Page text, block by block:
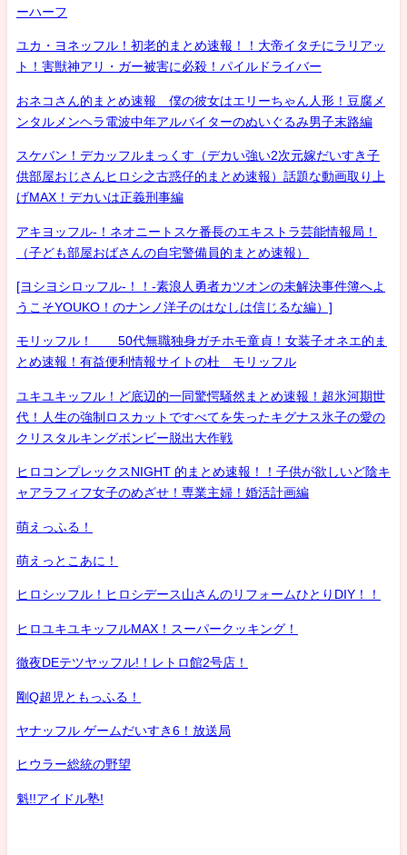
ーハーフ
ユカ・ヨネッフル！初老的まとめ速報！！大帝イタチにラリアッ
ト！害獣神アリ・ガー被害に必殺！パイルドライバー
おネコさん的まとめ速報 僕の彼女はエリーちゃん人形！豆腐メ
ンタルメンヘラ電波中年アルバイターのぬいぐるみ男子末路編
スケバン！デカッフルまっくす（デカい強い2次元嫁だいすき子
供部屋おじさんヒロシ之古惑仔的まとめ速報）話題な動画取り上
げMAX！デカいは正義刑事編
アキヨッフル-！ネオニートスケ番長のエキストラ芸能情報局！
（子ども部屋おばさんの自宅警備員的まとめ速報）
[ヨシヨシロッフル-！！-素浪人勇者カツオンの未解決事件簿へよ
うこそYOUKO！のナンノ洋子のはなしは信じるな編）]
モリッフル！ 50代無職独身ガチホモ童貞！女装子オネエ的ま
とめ速報！有益便利情報サイトの杜 モリッフル
ユキユキッフル！ど底辺的一同驚愕騒然まとめ速報！超氷河期世
代！人生の強制ロスカットですべてを失ったキグナス氷子の愛の
クリスタルキングボンビー脱出大作戦
ヒロコンプレックスNIGHT 的まとめ速報！！子供が欲しいど陰キ
ャアラフィフ女子のめざせ！専業主婦！婚活計画編
萌えっふる！
萌えっとこあに！
ヒロシッフル！ヒロシデース山さんのリフォームひとりDIY！！
ヒロユキユキッフルMAX！スーパークッキング！
徹夜DEテツヤッフル!！レトロ館2号店！
剛Q超児ともっふる！
ヤナッフル ゲームだいすき6！放送局
ヒウラー総統の野望
魁!!アイドル塾!